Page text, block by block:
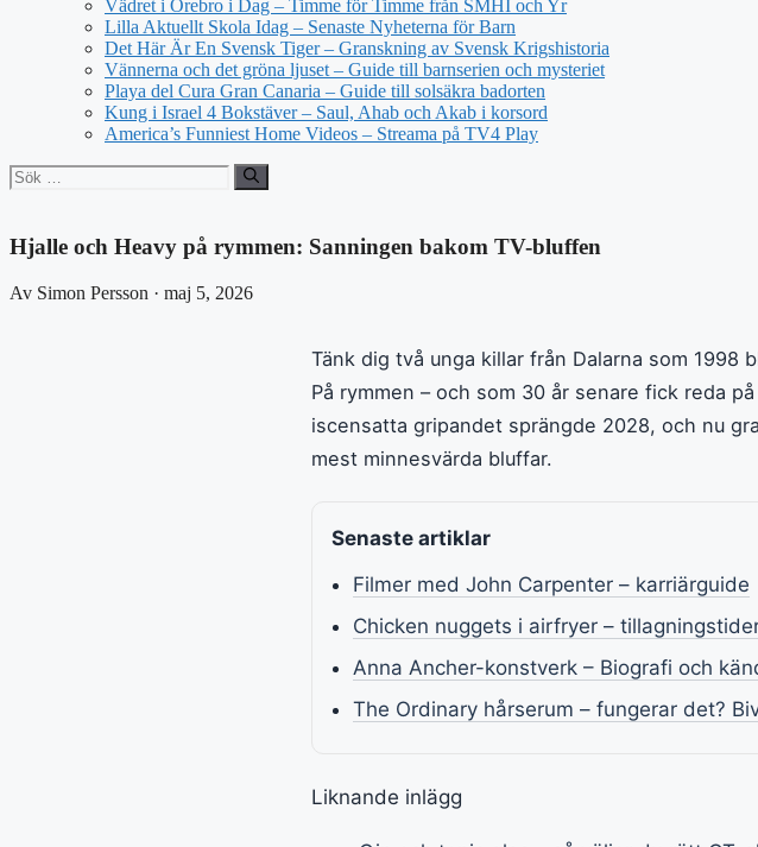
Vädret i Örebro i Dag – Timme för Timme från SMHI och Yr
Lilla Aktuellt Skola Idag – Senaste Nyheterna för Barn
Det Här Är En Svensk Tiger – Granskning av Svensk Krigshistoria
Vännerna och det gröna ljuset – Guide till barnserien och mysteriet
Playa del Cura Gran Canaria – Guide till solsäkra badorten
Kung i Israel 4 Bokstäver – Saul, Ahab och Akab i korsord
America’s Funniest Home Videos – Streama på TV4 Play
Sök
efter:
Hjalle och Heavy på rymmen: Sanningen bakom TV-bluffen
Av Simon Persson · maj 5, 2026
Tänk dig två unga killar från Dalarna som 1998
På rymmen – och som 30 år senare fick reda
iscensatta gripandet sprängde 2028, och nu
mest minnesvärda bluffar.
Senaste artiklar
Filmer med John Carpenter – karriärguide
Chicken nuggets i airfryer –
Anna Ancher-konstverk – Biografi och
The Ordinary hårserum – fungerar det?
Liknande inlägg